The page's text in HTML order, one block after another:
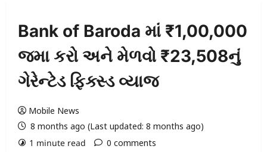
Bank of Baroda માં ₹1,00,000
જમા કરો અને મેળવો ₹23,508નું
ગેરેન્ટેડ ફિક્સ્ડ વ્યાજ
Mobile News
8 months ago (Last updated: 8 months ago)
1 minute read
0 comments